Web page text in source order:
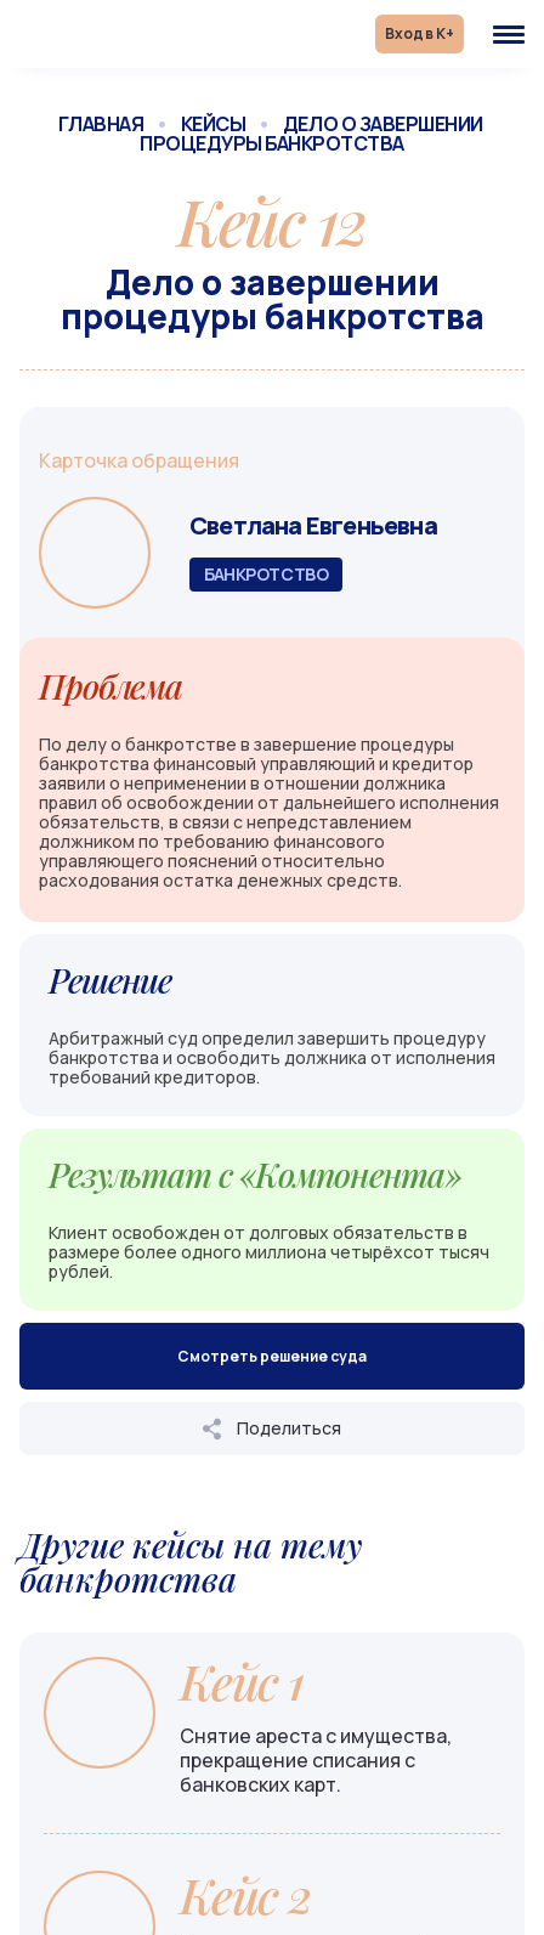
Вход в К+
ГЛАВНАЯ • КЕЙСЫ • ДЕЛО О ЗАВЕРШЕНИИ
ПРОЦЕДУРЫ БАНКРОТСТВА
Кейс 12
Дело о завершении
процедуры банкротства
Карточка обращения
Светлана Евгеньевна
БАНКРОТСТВО
Проблема
По делу о банкротстве в завершение процедуры
банкротства финансовый управляющий и кредитор
заявили о неприменении в отношении должника
правил об освобождении от дальнейшего исполнения
обязательств, в связи с непредставлением
должником по требованию финансового
управляющего пояснений относительно
расходования остатка денежных средств.
Решение
Арбитражный суд определил завершить процедуру
банкротства и освободить должника от исполнения
требований кредиторов.
Результат с «Компонента»
Клиент освобожден от долговых обязательств в
размере более одного миллиона четырёхсот тысяч
рублей.
Смотреть решение суда
Поделиться
Другие кейсы на тему
банкротства
Кейс 1
Снятие ареста с имущества,
прекращение списания с
банковских карт.
Кейс 2